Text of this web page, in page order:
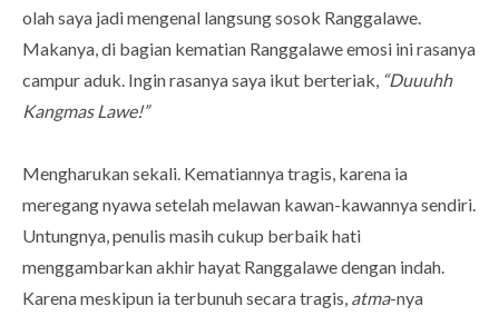
olah saya jadi mengenal langsung sosok Ranggalawe.
Makanya, di bagian kematian Ranggalawe emosi ini rasanya
campur aduk. Ingin rasanya saya ikut berteriak, “Duuuhh
Kangmas Lawe!”
Mengharukan sekali. Kematiannya tragis, karena ia
meregang nyawa setelah melawan kawan-kawannya sendiri.
Untungnya, penulis masih cukup berbaik hati
menggambarkan akhir hayat Ranggalawe dengan indah.
Karena meskipun ia terbunuh secara tragis, atma-nya